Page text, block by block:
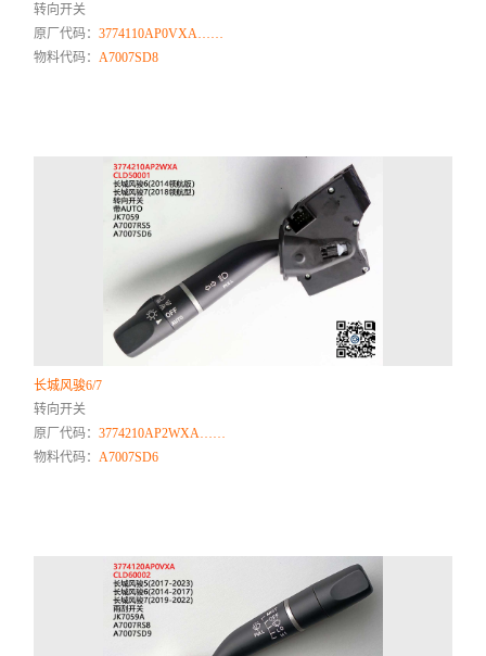
转向开关
原厂代码：3774110AP0VXA……
物料代码： A7007SD8
长城风骏6/7
转向开关
原厂代码：3774210AP2WXA……
物料代码： A7007SD6